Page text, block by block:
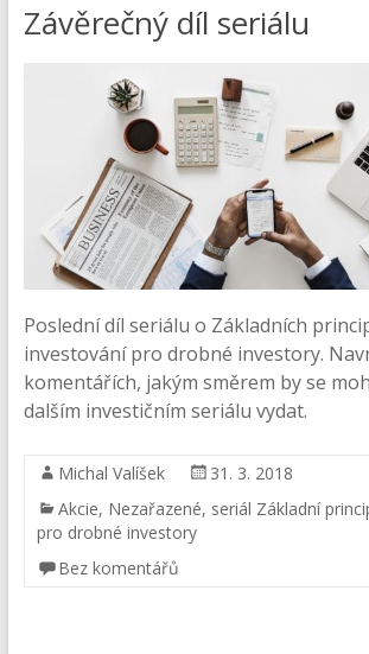
Závěrečný díl seriálu
Poslední díl seriálu o Základních
investování pro drobné investory.
komentářích, jakým směrem by se
dalším investičním seriálu vydat.
Michal Valíšek
31. 3. 2018
Akcie, Nezařazené, seriál Základní
pro drobné investory
Bez komentářů